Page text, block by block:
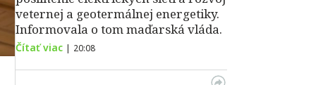
veternej a geotermálnej energetiky.
Informovala o tom maďarská vláda.
Čítať viac | 20:08